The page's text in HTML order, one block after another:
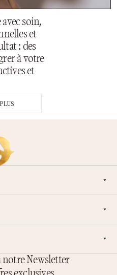
avec soin,
et
: des
à votre
et
notre Newsletter